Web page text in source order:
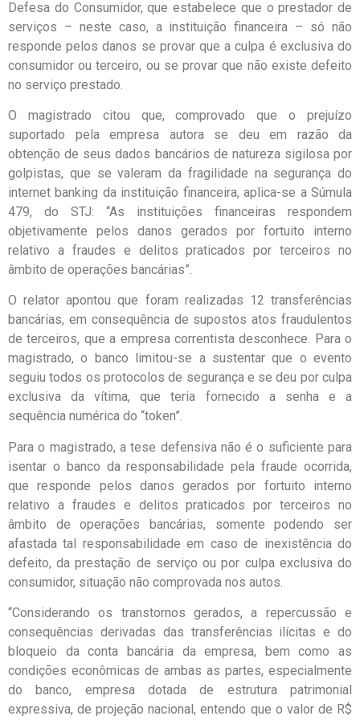
Defesa do Consumidor, que estabelece que o prestador de
serviços – neste caso, a instituição financeira – só não
responde pelos danos se provar que a culpa é exclusiva do
consumidor ou terceiro, ou se provar que não existe defeito
no serviço prestado.
O magistrado citou que, comprovado que o prejuízo
suportado pela empresa autora se deu em razão da
obtenção de seus dados bancários de natureza sigilosa por
golpistas, que se valeram da fragilidade na segurança do
internet banking da instituição financeira, aplica-se a Súmula
479, do STJ: “As instituições financeiras respondem
objetivamente pelos danos gerados por fortuito interno
relativo a fraudes e delitos praticados por terceiros no
âmbito de operações bancárias”.
O relator apontou que foram realizadas 12 transferências
bancárias, em consequência de supostos atos fraudulentos
de terceiros, que a empresa correntista desconhece. Para o
magistrado, o banco limitou-se a sustentar que o evento
seguiu todos os protocolos de segurança e se deu por culpa
exclusiva da vítima, que teria fornecido a senha e a
sequência numérica do “token”.
Para o magistrado, a tese defensiva não é o suficiente para
isentar o banco da responsabilidade pela fraude ocorrida,
que responde pelos danos gerados por fortuito interno
relativo a fraudes e delitos praticados por terceiros no
âmbito de operações bancárias, somente podendo ser
afastada tal responsabilidade em caso de inexistência do
defeito, da prestação de serviço ou por culpa exclusiva do
consumidor, situação não comprovada nos autos.
“Considerando os transtornos gerados, a repercussão e
consequências derivadas das transferências ilícitas e do
bloqueio da conta bancária da empresa, bem como as
condições econômicas de ambas as partes, especialmente
do banco, empresa dotada de estrutura patrimonial
expressiva, de projeção nacional, entendo que o valor de R$